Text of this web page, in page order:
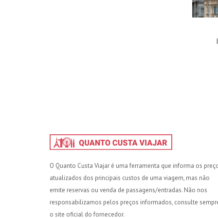
O Quanto Custa Viajar é uma ferramenta que informa os
atualizados dos principais custos de uma viagem, mas não
emite reservas ou venda de passagens/entradas. Não nos
responsabilizamos pelos preços informados, consulte
o site oficial do fornecedor.